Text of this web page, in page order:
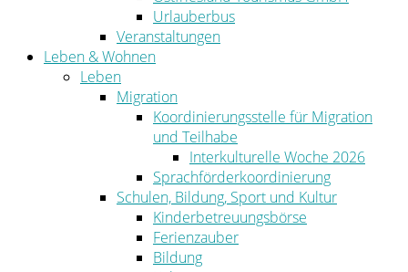
Urlauberbus
Veranstaltungen
Leben & Wohnen
Leben
Migration
Koordinierungsstelle für Migration
und Teilhabe
Interkulturelle Woche 2026
Sprachförderkoordinierung
Schulen, Bildung, Sport und Kultur
Kinderbetreuungsbörse
Ferienzauber
Bildung